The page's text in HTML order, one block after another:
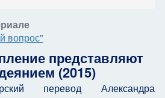
вопрос"
представляют
(2015)
перевод Александра